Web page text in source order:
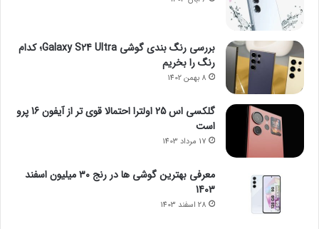
بررسی رنگ بندی گوشی Galaxy S24 Ultra؛ کدام
رنگ را بخریم
8 بهمن 1402
گلکسی اس 25 اولترا احتمالا قوی تر از آیفون 16 پرو
است
17 مرداد 1403
معرفی بهترین گوشی ها در رنج ۳۰ میلیون اسفند
1403
28 اسفند 1403